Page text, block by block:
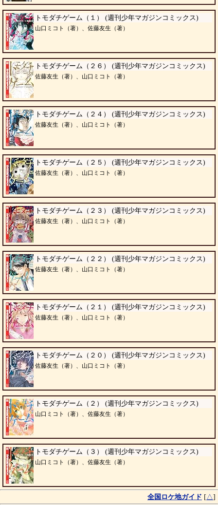
トモダチゲーム（１） (週刊少年マガジンコミックス)
山口ミコト（著）、佐藤友生（著）
トモダチゲーム（２６） (週刊少年マガジンコミックス)
佐藤友生（著）、山口ミコト（著）
トモダチゲーム（２４） (週刊少年マガジンコミックス)
佐藤友生（著）、山口ミコト（著）
トモダチゲーム（２５） (週刊少年マガジンコミックス)
佐藤友生（著）、山口ミコト（著）
トモダチゲーム（２３） (週刊少年マガジンコミックス)
佐藤友生（著）、山口ミコト（著）
トモダチゲーム（２２） (週刊少年マガジンコミックス)
佐藤友生（著）、山口ミコト（著）
トモダチゲーム（２１） (週刊少年マガジンコミックス)
佐藤友生（著）、山口ミコト（著）
トモダチゲーム（２０） (週刊少年マガジンコミックス)
佐藤友生（著）、山口ミコト（著）
トモダチゲーム（２） (週刊少年マガジンコミックス)
山口ミコト（著）、佐藤友生（著）
トモダチゲーム（３） (週刊少年マガジンコミックス)
山口ミコト（著）、佐藤友生（著）
全国ロケ地ガイド [ △]